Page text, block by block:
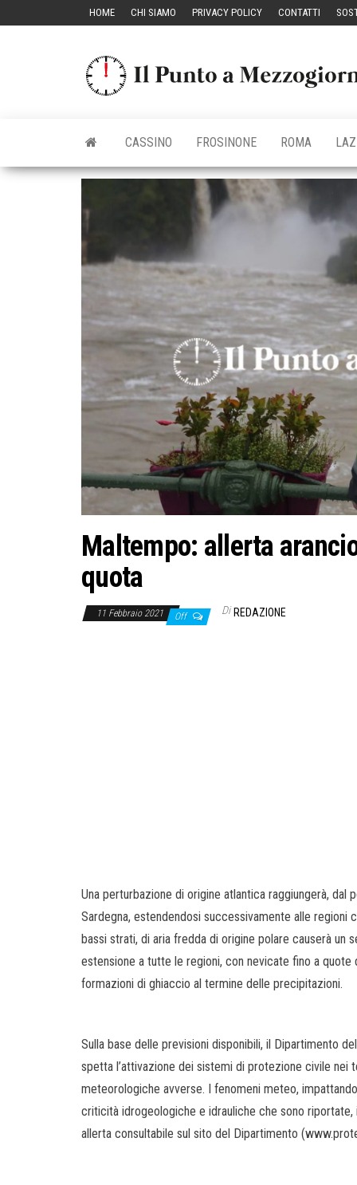
HOME CHI SIAMO PRIVACY POLICY CONTATTI
CASSINO FROSINONE ROMA
Maltempo: allerta
quota
11 Febbraio 2021 Off Di REDAZIONE
Una perturbazione di origine atlantica raggiungerà,
Sardegna, estendendosi successivamente alle regioni
bassi strati, di aria fredda di origine polare causerà un
estensione a tutte le regioni, con nevicate fino a
formazioni di ghiaccio al termine delle precipitazioni.
Sulla base delle previsioni disponibili, il Dipartimento
spetta l’attivazione dei sistemi di protezione civile
meteorologiche avverse. I fenomeni meteo,
criticità idrogeologiche e idrauliche che sono
allerta consultabile sul sito del Dipartimento